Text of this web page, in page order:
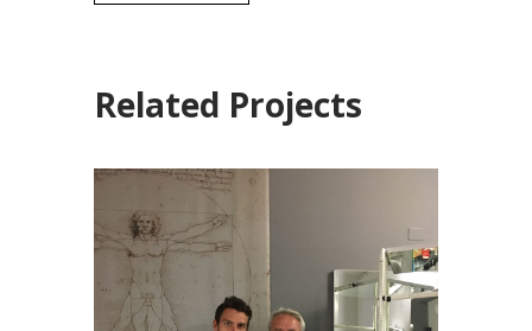
Related Projects